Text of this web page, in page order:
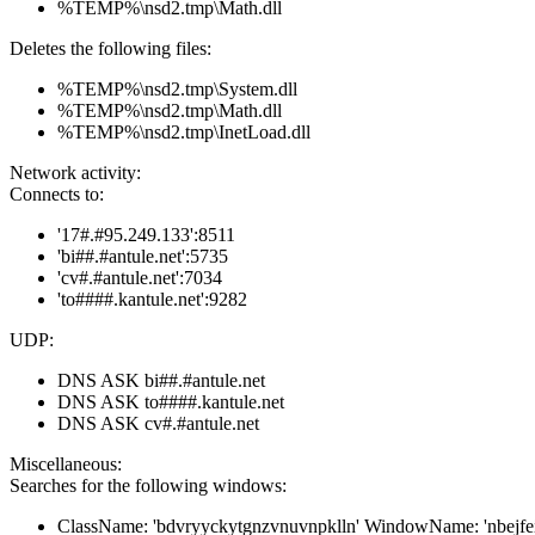
%TEMP%\nsd2.tmp\Math.dll
Deletes the following files:
%TEMP%\nsd2.tmp\System.dll
%TEMP%\nsd2.tmp\Math.dll
%TEMP%\nsd2.tmp\InetLoad.dll
Network activity:
Connects to:
'17#.#95.249.133':8511
'bi##.#antule.net':5735
'cv#.#antule.net':7034
'to####.kantule.net':9282
UDP:
DNS ASK bi##.#antule.net
DNS ASK to####.kantule.net
DNS ASK cv#.#antule.net
Miscellaneous:
Searches for the following windows:
ClassName: 'bdvryyckytgnzvnuvnpklln' WindowName: